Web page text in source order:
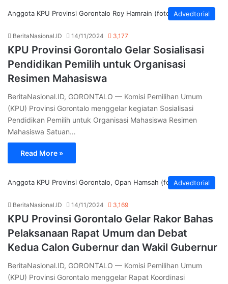
Advedtorial
Anggota KPU Provinsi Gorontalo Roy Hamrain (foto: humas KPU)
BeritaNasional.ID 14/11/2024 3,177
KPU Provinsi Gorontalo Gelar Sosialisasi
Pendidikan Pemilih untuk Organisasi
Resimen Mahasiswa
BeritaNasional.ID, GORONTALO — Komisi Pemilihan Umum
(KPU) Provinsi Gorontalo menggelar kegiatan Sosialisasi
Pendidikan Pemilih untuk Organisasi Mahasiswa Resimen
Mahasiswa Satuan…
Read More »
Advedtorial
Anggota KPU Provinsi Gorontalo, Opan Hamsah (foto: istimewa)
BeritaNasional.ID 14/11/2024 3,169
KPU Provinsi Gorontalo Gelar Rakor Bahas
Pelaksanaan Rapat Umum dan Debat
Kedua Calon Gubernur dan Wakil Gubernur
BeritaNasional.ID, GORONTALO — Komisi Pemilihan Umum
(KPU) Provinsi Gorontalo menggelar Rapat Koordinasi